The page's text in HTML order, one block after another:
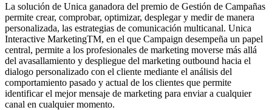
La solución de Unica ganadora del premio de Gestión de Campañas
permite crear, comprobar, optimizar, desplegar y medir de manera
personalizada, las estrategias de comunicación multicanal. Unica
Interactive MarketingTM, en el que Campaign desempeña un papel
central, permite a los profesionales de marketing moverse más allá
del avasallamiento y despliegue del marketing outbound hacia el
dialogo personalizado con el cliente mediante el análisis del
comportamiento pasado y actual de los clientes que permite
identificar el mejor mensaje de marketing para enviar a cualquier
canal en cualquier momento.